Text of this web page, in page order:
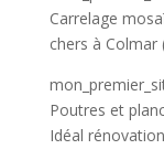
Carrelage
chers à Colmar
Poutres et
Idéal